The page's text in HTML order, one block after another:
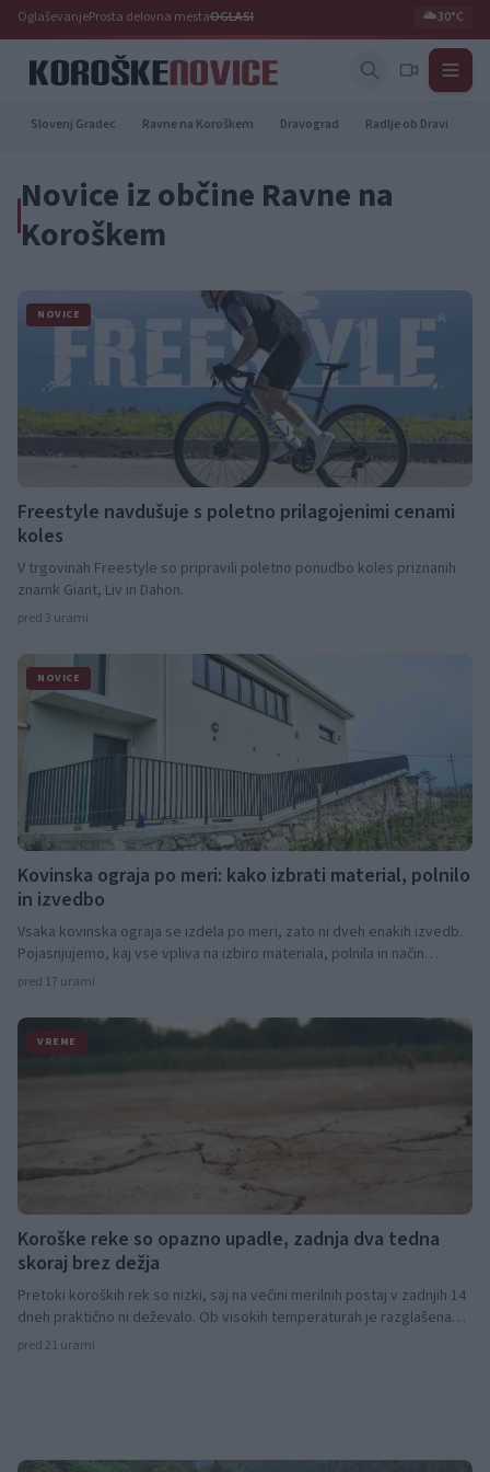
OglaševanjeProsta delovna mestaOGLASI 🌥️30°C
Slovenj Gradec Ravne na Koroškem Dravograd Radlje ob Dravi
Novice iz občine Ravne na
Koroškem
NOVICE
Freestyle navdušuje s poletno prilagojenimi cenami
koles
V trgovinah Freestyle so pripravili poletno ponudbo koles priznanih
znamk Giant, Liv in Dahon.
pred 3 urami
NOVICE
Kovinska ograja po meri: kako izbrati material, polnilo
in izvedbo
Vsaka kovinska ograja se izdela po meri, zato ni dveh enakih izvedb.
Pojasnjujemo, kaj vse vpliva na izbiro materiala, polnila in način
vgradnje.
pred 17 urami
VREME
Koroške reke so opazno upadle, zadnja dva tedna
skoraj brez dežja
Pretoki koroških rek so nizki, saj na večini merilnih postaj v zadnjih 14
dneh praktično ni deževalo. Ob visokih temperaturah je razglašena
velika požarna ogroženost, napovedane petkove krajevne plohe pa
pred 21 urami